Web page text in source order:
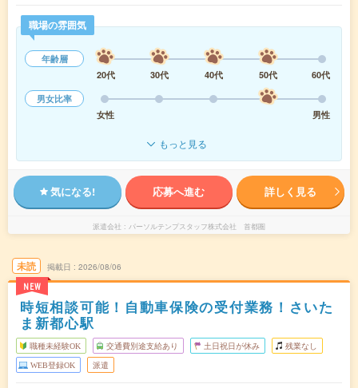
職場の雰囲気
年齢層
20代
30代 40代 50代
60代
男女比率
女性
男性
もっと見る
気になる! 応募へ進む 詳しく見る
派遣会社 パーソルテンプスタッフ株式会社 首都圏
未読
NEW
掲載日 2026/08/06
時短相談可能！自動車保険の受付業務！さいた
ま新都心駅
職種未経験OK 交通費別途支給あり 土日祝日が休み 残業なし
WEB登録OK 派遣